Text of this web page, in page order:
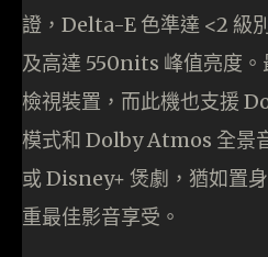
證，Delta-E 色準達 <2 級
及高達 550nits 峰值亮度。
檢視裝置，而此機也支援
模式和 Dolby Atmos 全景
或 Disney+ 煲劇，猶如置
重最佳影音享受。